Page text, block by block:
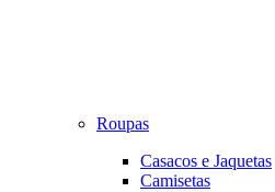
Roupas
Casacos e Jaquetas
Camisetas